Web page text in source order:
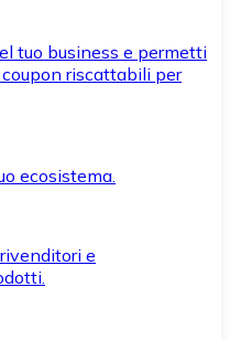
tuo business e permetti
riscattabili per
ecosistema.
e